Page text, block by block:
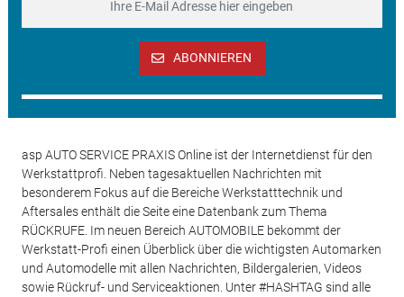
ABONNIEREN
asp AUTO SERVICE PRAXIS Online ist der Internetdienst für den
Werkstattprofi. Neben tagesaktuellen Nachrichten mit
besonderem Fokus auf die Bereiche Werkstatttechnik und
Aftersales enthält die Seite eine Datenbank zum Thema
RÜCKRUFE. Im neuen Bereich AUTOMOBILE bekommt der
Werkstatt-Profi einen Überblick über die wichtigsten Automarken
und Automodelle mit allen Nachrichten, Bildergalerien, Videos
sowie Rückruf- und Serviceaktionen. Unter #HASHTAG sind alle